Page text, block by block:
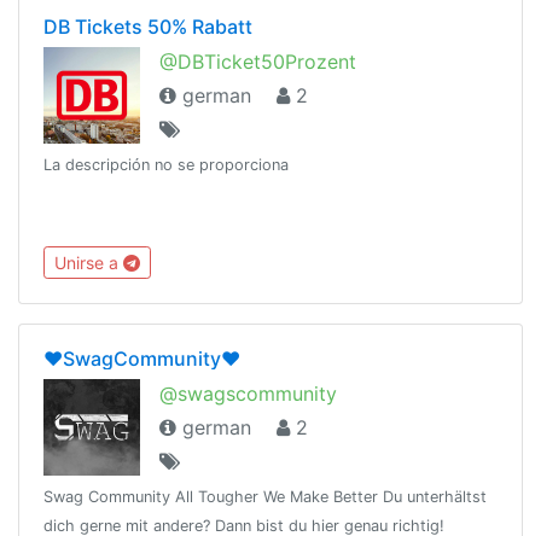
DB Tickets 50% Rabatt
@DBTicket50Prozent
german
2
La descripción no se proporciona
Unirse a
❤SwagCommunity❤
@swagscommunity
german
2
Swag Community All Tougher We Make Better Du unterhältst
dich gerne mit andere? Dann bist du hier genau richtig!